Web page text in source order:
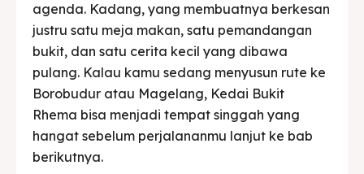
agenda. Kadang, yang membuatnya berkesan
justru satu meja makan, satu pemandangan
bukit, dan satu cerita kecil yang dibawa
pulang. Kalau kamu sedang menyusun rute ke
Borobudur atau Magelang, Kedai Bukit
Rhema bisa menjadi tempat singgah yang
hangat sebelum perjalananmu lanjut ke bab
berikutnya.